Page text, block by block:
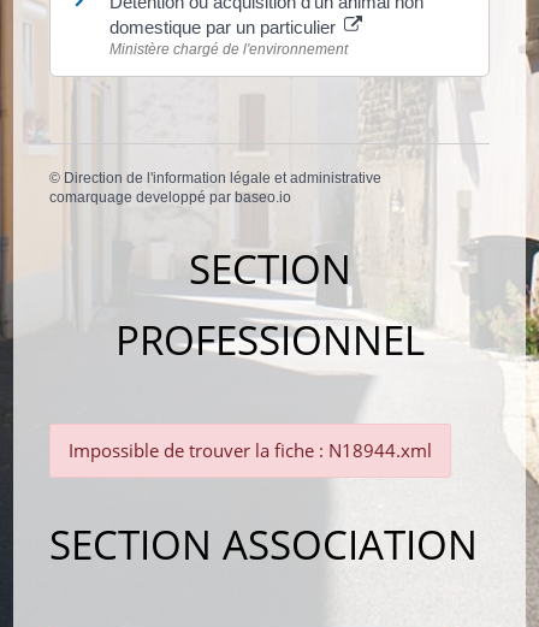
domestique par un particulier
Ministère chargé de l'environnement
© Direction de l'information légale et administrative
comarquage developpé par baseo.io
SECTION
PROFESSIONNEL
Impossible de trouver la fiche : N18944.xml
SECTION ASSOCIATION